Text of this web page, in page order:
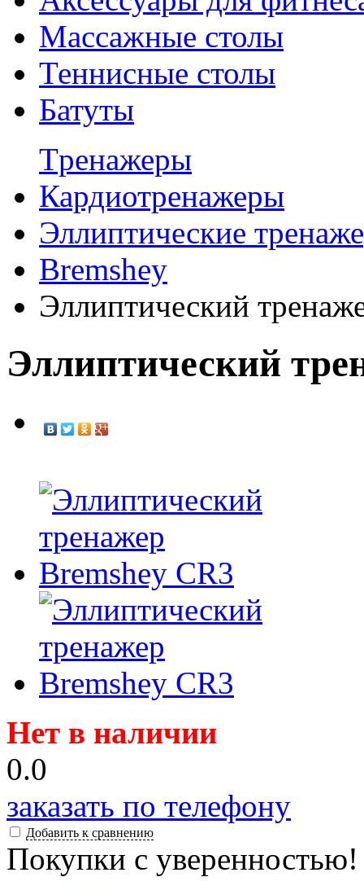
Массажные столы
Теннисные столы
Батуты
Tренажеры
Кардиотренажеры
Эллиптические
Bremshey
Эллиптический
Эллиптический
Нет в наличии
0.0
заказать по телефону
Добавить к сравнению
Покупки с уверенностью!